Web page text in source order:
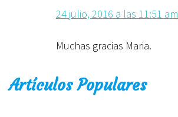
24 julio, 2016 a las 11:51 am
Muchas gracias Maria.
Artículos Populares